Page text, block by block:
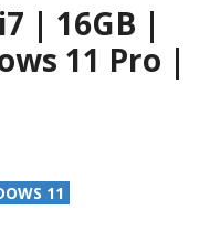
| 16GB |
11 Pro |
11